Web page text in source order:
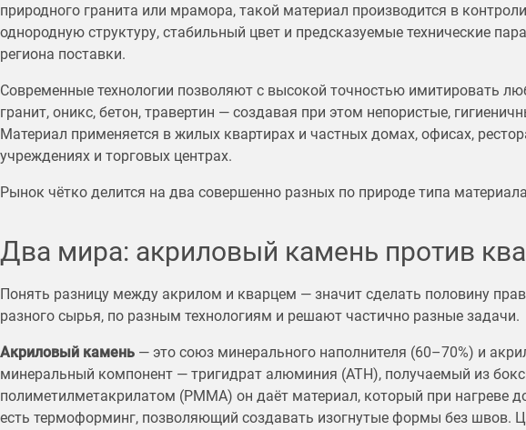
природного гранита или мрамора, такой материал производится в
однородную структуру, стабильный цвет и предсказуемые технические
региона поставки.
Современные технологии позволяют с высокой точностью имитировать
гранит, оникс, бетон, травертин — создавая при этом непористые,
Материал применяется в жилых квартирах и частных домах, офисах,
учреждениях и торговых центрах.
Рынок чётко делится на два совершенно разных по природе типа
Два мира: акриловый камень против
Понять разницу между акрилом и кварцем — значит сделать половину
разного сырья, по разным технологиям и решают частично разные задачи.
Акриловый камень — это союз минерального наполнителя (60–70%) и
минеральный компонент — тригидрат алюминия (ATH), получаемый из
полиметилметакрилатом (PMMA) он даёт материал, который при нагреве
есть термоформинг, позволяющий создавать изогнутые формы без швов.